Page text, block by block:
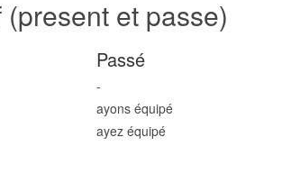
(present et passe)
Passé
-
ayons équipé
ayez équipé